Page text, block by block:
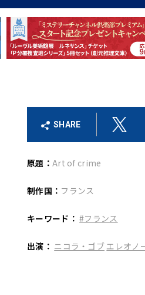
SHARE
原題： Art of crime
制作国： フランス
キーワード： #フランス
出演： ニコラ・ゴブ エレオノ